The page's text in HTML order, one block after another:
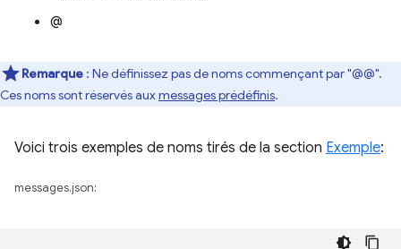
@
Remarque : Ne définissez pas de noms commençant par "@@".
Ces noms sont réservés auxmessages prédéfinis.
Voici trois exemples de noms tirés de la section Exemple:
messages.json: